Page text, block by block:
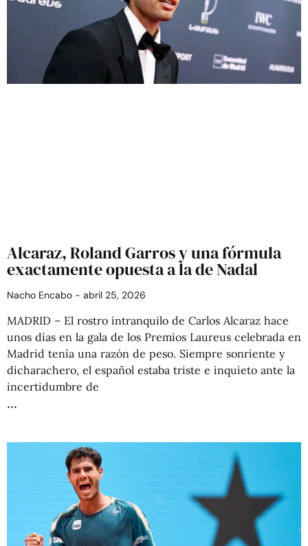
Alcaraz, Roland Garros y una fórmula
exactamente opuesta a la de Nadal
Nacho Encabo abril 25, 2026
MADRID – El rostro intranquilo de Carlos Alcaraz hace
unos días en la gala de los Premios Laureus celebrada en
Madrid tenía una razón de peso. Siempre sonriente y
dicharachero, el español estaba triste e inquieto ante la
incertidumbre de